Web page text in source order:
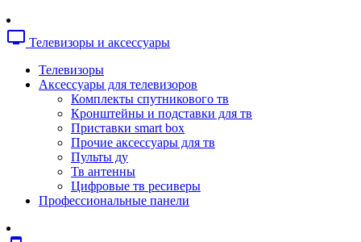
Телефония
Рации
Консоли для мини-атс
Системные телефоны
Телефоны
Телефоны dect
Торговое оборудование
Детектор валют
tv Телевизоры и аксессуары
Телевизоры
Аксессуары для телевизоров
Комплекты спутникового тв
Кронштейны и подставки для тв
Приставки smart box
Прочие аксессуары для тв
Пульты ду
Тв антенны
Цифровые тв ресиверы
Профессиональные панели